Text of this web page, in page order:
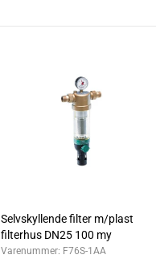
Selvskyllende filter m/plast
filterhus DN25 100 my
Varenummer: F76S-1AA